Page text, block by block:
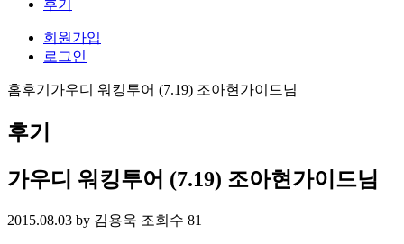
후기
회원가입
로그인
홈후기 가우디 워킹투어 (7.19) 조아현가이드님
후기
가우디 워킹투어 (7.19) 조아현가이드님
2015.08.03 by 김용욱 조회수 81